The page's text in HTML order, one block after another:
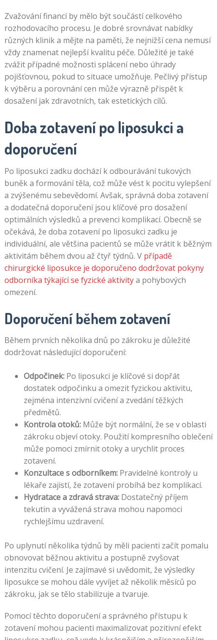
Zvažování financí by mělo být součástí celkového
rozhodovacího procesu. Je dobré srovnávat nabídky
různých klinik a mějte na paměti, že nejnižší cena nemusí
vždy znamenat nejlepší kvalitu péče. Důležité je také
zvážit případné možnosti splácení nebo úhrady
pojišťovnou, pokud to situace umožňuje. Pečlivý přístup
k výběru a porovnání cen může výrazně přispět k
dosažení jak zdravotních, tak estetických cílů.
Doba zotavení po liposukci a
doporučení
Po liposukci zadku dochází k odbourávání tukových
buněk a formování těla, což může vést k pocitu vylepšení
a zvýšenému sebevědomí. Avšak, správná doba zotavení
a dodatečná doporučení jsou klíčové pro dosažení
optimálních výsledků a prevenci komplikací. Obecně se
očekává, že doba zotavení po liposukci zadku je
individuální, ale většina pacientů se může vrátit k běžným
aktivitám během dvou až čtyř týdnů. V případě
chirurgické liposukce je doporučeno dodržovat pokyny
odborníka týkající se fyzické aktivitya pohybových
omezení.
Doporučení během zotavení
Během prvních několika dnů po zákroku je důležité
dodržovat následující doporučení:
Odpočinek:Po liposukci je klíčové si dopřát
dostatek odpočinku a omezit fyzickou aktivitu,
zejména intenzivní cvičení a zvedání těžkých
předmětů.
Kontrola otoků:Může být normální, že se v oblasti
zákroku objeví otoky. Použití kompresního oblečení
může pomoci zmírnit otoky a urychlit proces
zotavení.
Konzultace s odborníkem:Pravidelné kontroly u
lékaře zajistí, že zotavení probíhá bez komplikací.
Hydratace a zdravá strava:Dostatečný příjem
tekutin a vyvážená strava mohou napomoci
rychlejšímu uzdravení.
Po uplynutí několika týdnů by měli pacienti začít pomalu
obnovovat běžnou aktivitu a postupně zvyšovat
intenzitu cvičení. Je zajímavé si uvědomit, že výsledky
liposukce se mohou dále vyvíjet až několik měsíců po
zákroku, jak se tělo stabilizuje a tvaruje.
Pomocí těchto doporučení a správného přístupu k
zotavení mohou pacienti maximalizovat pozitivní efekt